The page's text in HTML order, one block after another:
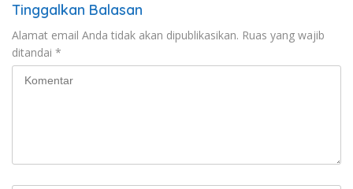
Tinggalkan Balasan
Alamat email Anda tidak akan dipublikasikan. Ruas yang wajib
ditandai *